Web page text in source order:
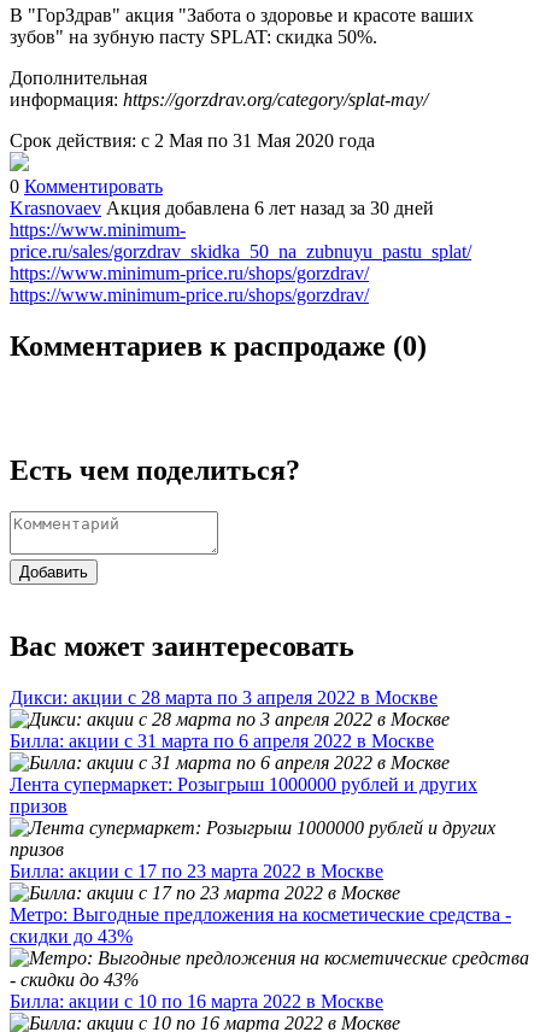
В "ГорЗдрав" акция "Забота о здоровье и красоте ваших
зубов" на зубную пасту SPLAT: скидка 50%.
Дополнительная
информация: https://gorzdrav.org/category/splat-may/
Срок действия: с 2 Мая по 31 Мая 2020 года
0 Комментировать
Krasnovaev Акция добавлена 6 лет назад за 30 дней
https://www.minimum-
price.ru/sales/gorzdrav_skidka_50_na_zubnuyu_pastu_splat/
https://www.minimum-price.ru/shops/gorzdrav/
https://www.minimum-price.ru/shops/gorzdrav/
Комментариев к распродаже (0)
Есть чем поделиться?
Добавить
Вас может заинтересовать
Дикси: акции с 28 марта по 3 апреля 2022 в Москве
Билла: акции с 31 марта по 6 апреля 2022 в Москве
Лента супермаркет: Розыгрыш 1000000 рублей и других
призов
Билла: акции с 17 по 23 марта 2022 в Москве
Метро: Выгодные предложения на косметические средства -
скидки до 43%
Билла: акции с 10 по 16 марта 2022 в Москве